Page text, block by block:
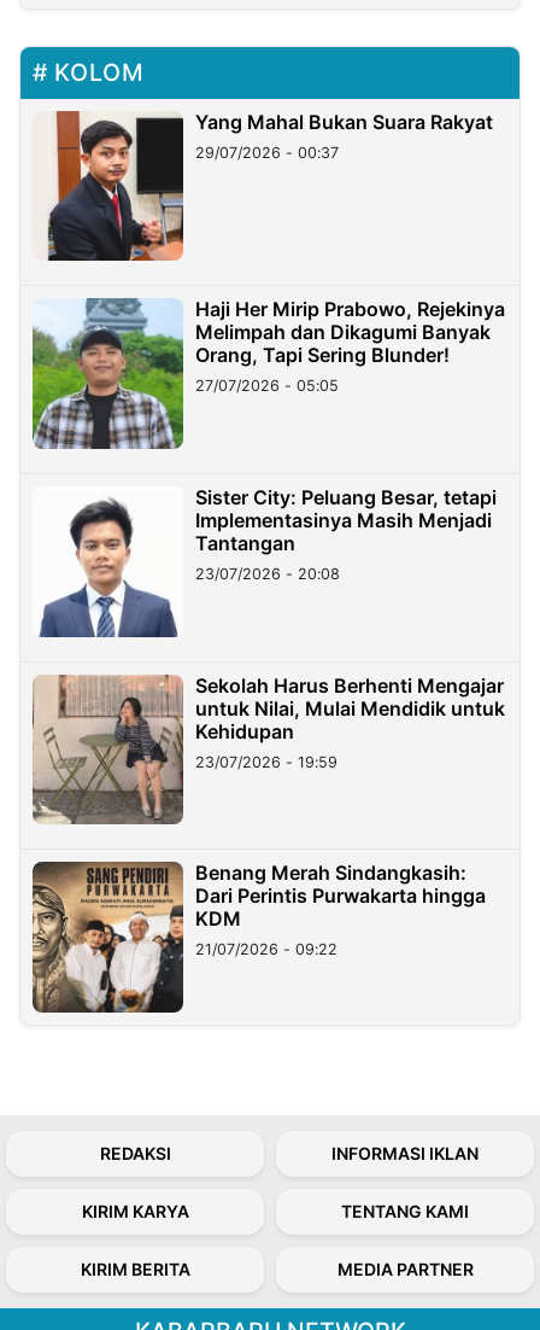
KOLOM
Yang Mahal Bukan Suara Rakyat
29/07/2026 - 00:37
Haji Her Mirip Prabowo, Rejekinya
Melimpah dan Dikagumi Banyak
Orang, Tapi Sering Blunder!
27/07/2026 - 05:05
Sister City: Peluang Besar, tetapi
Implementasinya Masih Menjadi
Tantangan
23/07/2026 - 20:08
Sekolah Harus Berhenti Mengajar
untuk Nilai, Mulai Mendidik untuk
Kehidupan
23/07/2026 - 19:59
Benang Merah Sindangkasih:
Dari Perintis Purwakarta hingga
KDM
21/07/2026 - 09:22
REDAKSI INFORMASI IKLAN
KIRIM KARYA TENTANG KAMI
KIRIM BERITA MEDIA PARTNER